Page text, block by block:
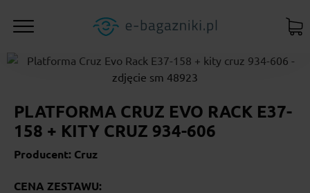
PLATFORMA CRUZ EVO RACK E37-
158 + KITY CRUZ 934-606
Producent: Cruz
CENA ZESTAWU: